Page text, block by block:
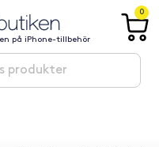
på iPhone-tillbehör
0